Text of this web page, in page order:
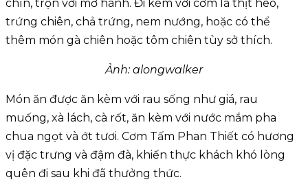
chín, trộn với mỡ hành. Đi kèm với cơm là thịt heo,
trứng chiên, chả trứng, nem nướng, hoặc có thể
thêm món gà chiên hoặc tôm chiên tùy sở thích.
Ảnh: alongwalker
Món ăn được ăn kèm với rau sống như giá, rau
muống, xà lách, cà rốt, ăn kèm với nước mắm pha
chua ngọt và ớt tươi. Cơm Tấm Phan Thiết có hương
vị đặc trưng và đậm đà, khiến thực khách khó lòng
quên đi sau khi đã thưởng thức.